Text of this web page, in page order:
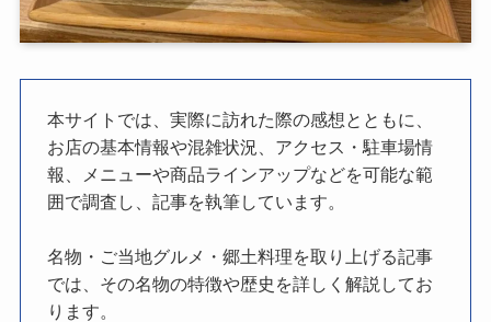
本サイトでは、実際に訪れた際の感想とともに、
お店の基本情報や混雑状況、アクセス・駐車場情
報、メニューや商品ラインアップなどを可能な範
囲で調査し、記事を執筆しています。
名物・ご当地グルメ・郷土料理を取り上げる記事
では、その名物の特徴や歴史を詳しく解説してお
ります。